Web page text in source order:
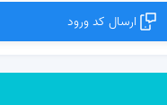
ارسال کد ورود